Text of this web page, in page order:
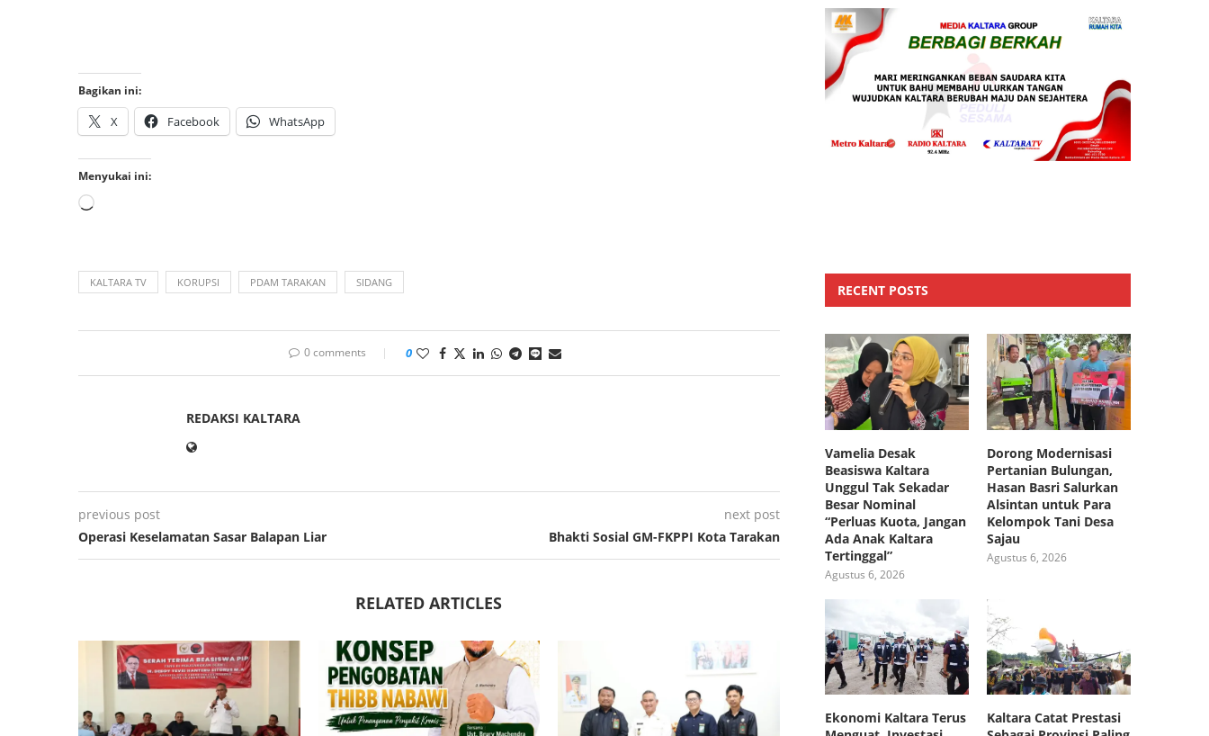
Bagikan ini:
X Facebook WhatsApp
Menyukai ini:
KALTARA TV KORUPSI PDAM TARAKAN SIDANG
0 comments 0
REDAKSI KALTARA
previous post
Operasi Keselamatan Sasar Balapan Liar
next post
Bhakti Sosial GM-FKPPI Kota Tarakan
RELATED ARTICLES
RECENT POSTS
Vamelia Desak
Beasiswa Kaltara
Unggul Tak Sekadar
Besar Nominal
“Perluas Kuota, Jangan
Ada Anak Kaltara
Tertinggal”
Agustus 6, 2026
Dorong Modernisasi
Pertanian Bulungan,
Hasan Basri Salurkan
Alsintan untuk Para
Kelompok Tani Desa
Sajau
Agustus 6, 2026
Ekonomi Kaltara Terus
Kaltara Catat Prestasi